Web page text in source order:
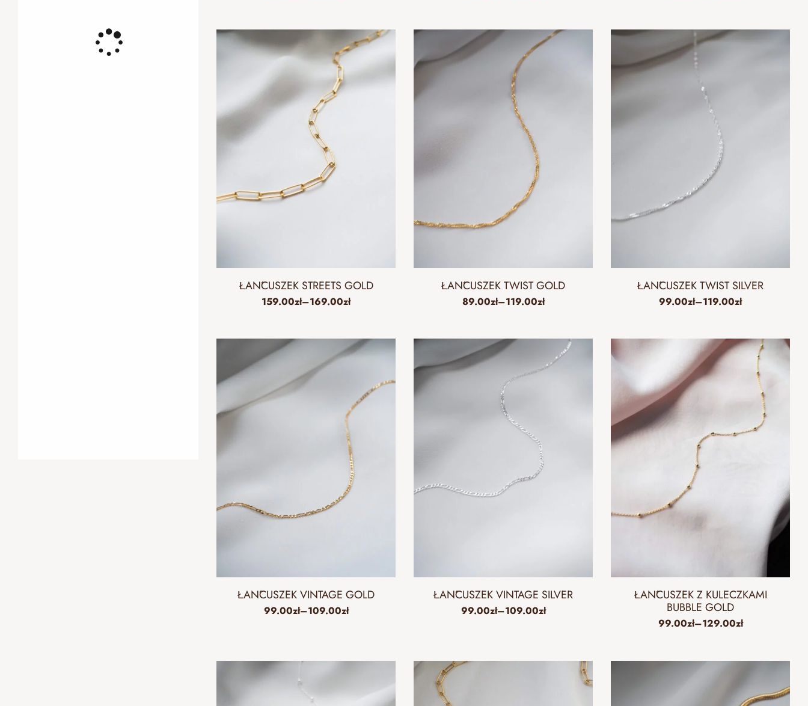
ŁAŃCUSZEK STREETS GOLD
159.00zł–169.00zł
ŁAŃCUSZEK TWIST GOLD
89.00zł–119.00zł
ŁAŃCUSZEK TWIST SILVER
99.00zł–119.00zł
ŁAŃCUSZEK VINTAGE GOLD
99.00zł–109.00zł
ŁAŃCUSZEK VINTAGE SILVER
99.00zł–109.00zł
ŁAŃCUSZEK Z KULECZKAMI
BUBBLE GOLD
99.00zł–129.00zł